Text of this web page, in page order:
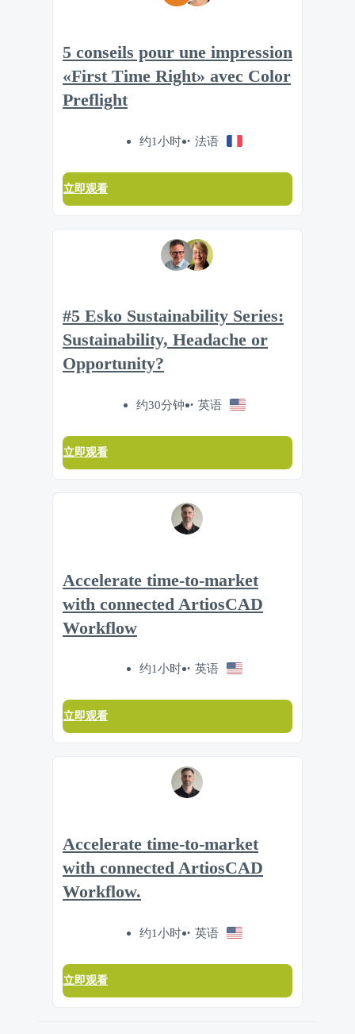
5 conseils pour une impression
«First Time Right» avec Color
Preflight
约1小时 法语
立即观看
#5 Esko Sustainability Series:
Sustainability, Headache or
Opportunity?
约30分钟 英语
立即观看
Accelerate time‑to‑market
with connected ArtiosCAD
Workflow
约1小时 英语
立即观看
Accelerate time‑to‑market
with connected ArtiosCAD
Workflow.
约1小时 英语
立即观看